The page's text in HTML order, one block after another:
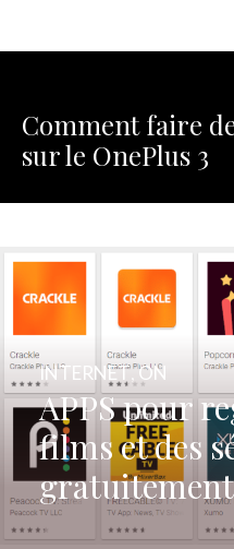
Comment faire
sur le OnePlus 3
APPS pour
films et des
gratuitement
INTERNET,ON